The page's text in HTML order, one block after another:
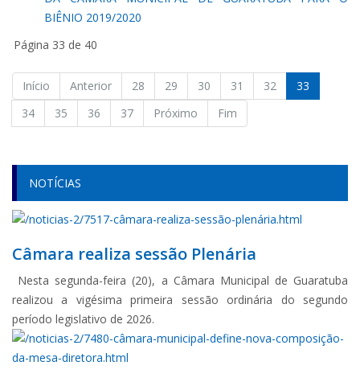
BIÊNIO 2019/2020
Página 33 de 40
Início Anterior 28 29 30 31 32
33
34
35 36 37 Próximo Fim
NOTÍCIAS
Câmara realiza sessão Plenária
Nesta segunda-feira (20), a Câmara Municipal de Guaratuba
realizou a vigésima primeira sessão ordinária do segundo
período legislativo de 2026.